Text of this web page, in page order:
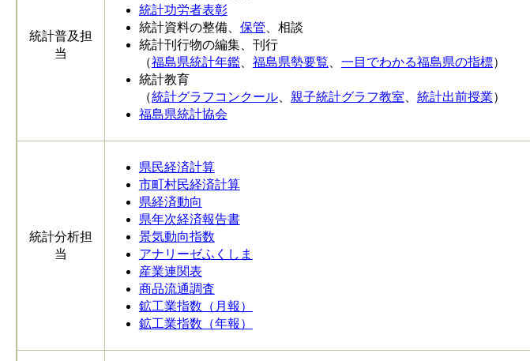
統計普及担
当
統計功労者表彰
統計資料の整備、 保管 、相談
統計刊行物の編集、刊行
（福島県統計年鑑、 福島県勢要覧 一目でわかる福島県の指標）
統計教育
（統計グラフコンクール、 親子統計グラフ教室 統計出前授業）
福島県統計協会
統計分析担
当
県民経済計算
市町村民経済計算
県経済動向
県年次経済報告書
景気動向指数
アナリーゼふくしま
産業連関表
商品流通調査
鉱工業指数（月報）
鉱工業指数（年報）